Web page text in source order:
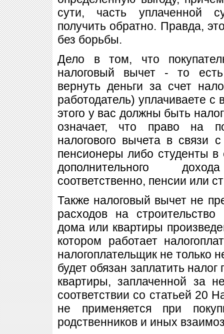
сути, часть уплаченной
получить обратно. Правда,
без борьбы.
Дело в том, что
налоговый вычет - то
вернуть деньги за счет
работодатель) уплачиваете
этого у вас должны быть
означает, что право на
налогового вычета в связи
пенсионеры либо студенты
дополнительного
соответственно, пенсии или
Также налоговый вычет не
расходов на
дома или квартиры
котором работает
налогоплательщик не только
будет обязан заплатить
квартиры, заплаченной за
соответствии со статьей 20
не применяется при
родственников и иных